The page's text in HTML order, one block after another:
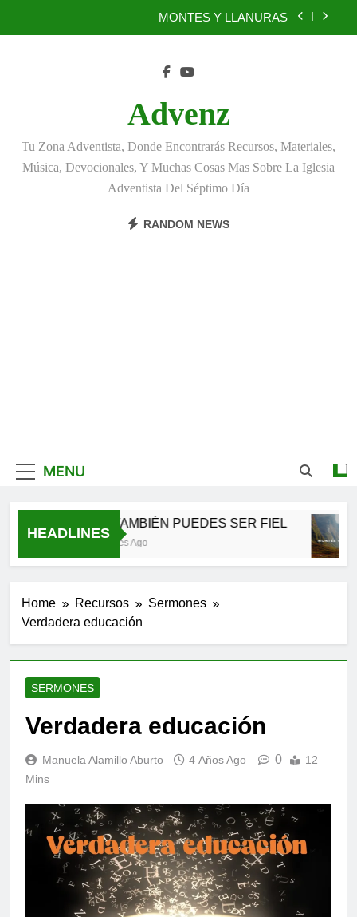
BENEFICIOS DEL PERDÓN
MONTES Y LLANURAS
BENEFICIOS DEL PERDÓN
EL REINO DE LOS CIELOS
Advenz
Tu Zona Adventista, Donde Encontrarás Recursos, Materiales,
Música, Devocionales, Y Muchas Cosas Mas Sobre La Iglesia
Adventista Del Séptimo Día
RANDOM NEWS
MENU
HEADLINES
TÚ TAMBIÉN PUEDES SER FIEL
2 Meses Ago
Home Recursos
Sermones
Verdadera educación
SERMONES
Verdadera educación
Manuela Alamillo Aburto 4 Años Ago 0
12
Mins